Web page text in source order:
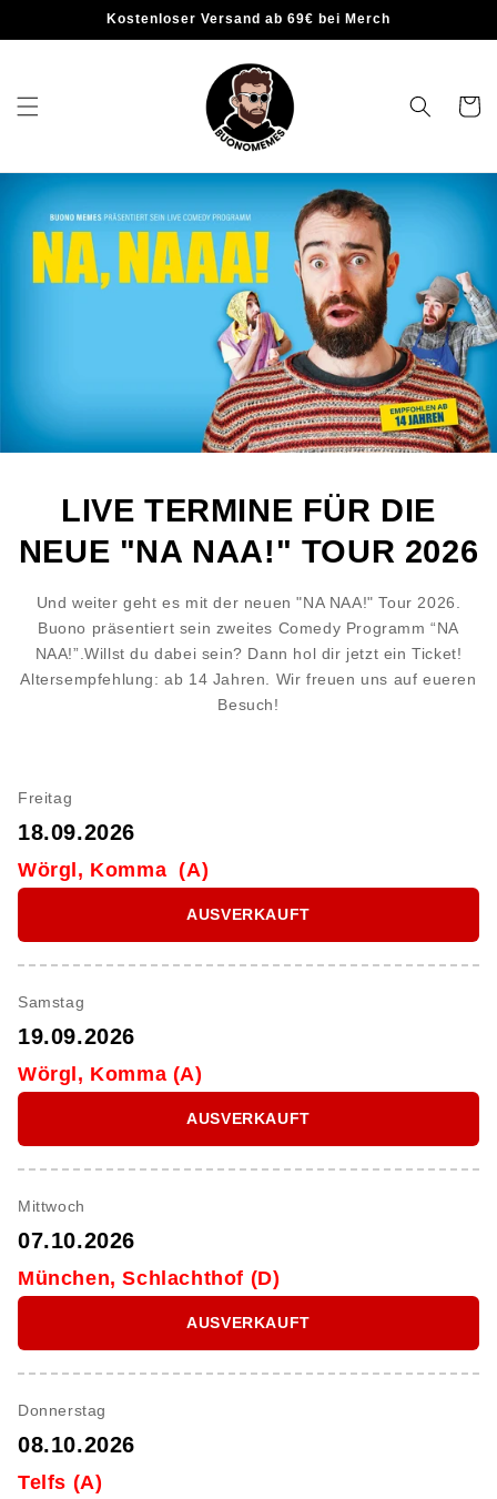
Kostenloser Versand ab 69€ bei Merch
LIVE TERMINE FÜR DIE
NEUE "NA NAA!" TOUR 2026
Und weiter geht es mit der neuen "NA NAA!" Tour 2026.
Buono präsentiert sein zweites Comedy Programm “NA
NAA!”.Willst du dabei sein? Dann hol dir jetzt ein Ticket!
Altersempfehlung: ab 14 Jahren. Wir freuen uns auf eueren
Besuch!
Freitag
18.09.2026
Wörgl, Komma (A)
AUSVERKAUFT
Samstag
19.09.2026
Wörgl, Komma (A)
AUSVERKAUFT
Mittwoch
07.10.2026
München, Schlachthof (D)
AUSVERKAUFT
Donnerstag
08.10.2026
Telfs (A)